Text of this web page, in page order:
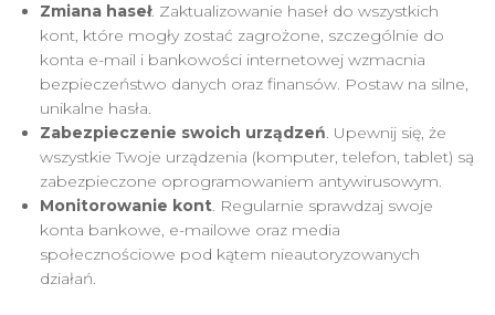
Zmiana haseł. Zaktualizowanie haseł do wszystkich
kont, które mogły zostać zagrożone, szczególnie do
konta e-mail i bankowości internetowej wzmacnia
bezpieczeństwo danych oraz finansów. Postaw na silne,
unikalne hasła.
Zabezpieczenie swoich urządzeń. Upewnij się, że
wszystkie Twoje urządzenia (komputer, telefon, tablet) są
zabezpieczone oprogramowaniem antywirusowym.
Monitorowanie kont. Regularnie sprawdzaj swoje
konta bankowe, e-mailowe oraz media
społecznościowe pod kątem nieautoryzowanych
działań.